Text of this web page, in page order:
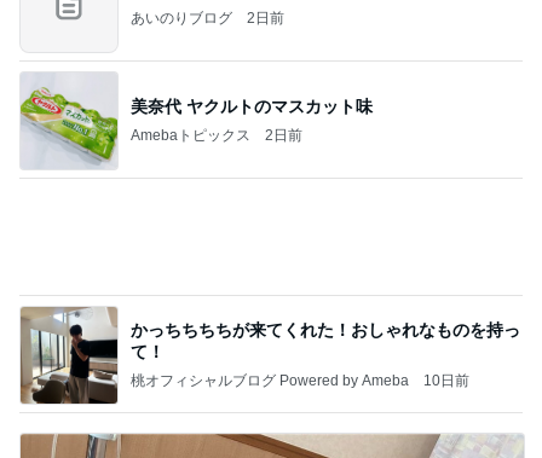
あいのりブログ 2日前
美奈代 ヤクルトのマスカット味
Amebaトピックス 2日前
かっちちちちが来てくれた！おしゃれなものを持っ
て！
桃オフィシャルブログ Powered by Ameba 10日前